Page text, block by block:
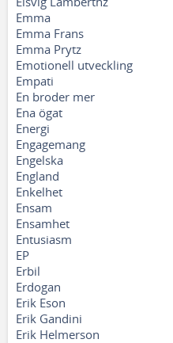
Emma
Emma Frans
Emma Prytz
Emotionell utveckling
Empati
En broder mer
Ena ögat
Energi
Engagemang
Engelska
England
Enkelhet
Ensam
Ensamhet
Entusiasm
EP
Erbil
Erdogan
Erik Eson
Erik Gandini
Erik Helmerson